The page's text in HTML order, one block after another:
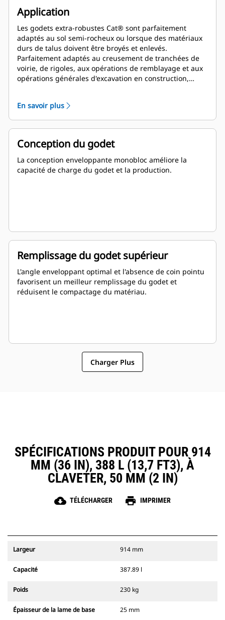
Application
Les godets extra-robustes Cat® sont parfaitement
adaptés au sol semi-rocheux ou lorsque des matériaux
durs de talus doivent être broyés et enlevés.
Parfaitement adaptés au creusement de tranchées de
voirie, de rigoles, aux opérations de remblayage et aux
opérations générales d'excavation en construction,
En savoir plus
Conception du godet
La conception enveloppante monobloc améliore la
capacité de charge du godet et la production.
Remplissage du godet supérieur
L'angle enveloppant optimal et l'absence de coin pointu
favorisent un meilleur remplissage du godet et
réduisent le compactage du matériau.
Charger Plus
SPÉCIFICATIONS PRODUIT POUR 914
MM (36 IN), 388 L (13,7 FT3), À
CLAVETER, 50 MM (2 IN)
cloud_download TÉLÉCHARGER print IMPRIMER
Largeur 914 mm
Capacité 387.89 l
Poids 230 kg
Épaisseur de la lame de base 25 mm